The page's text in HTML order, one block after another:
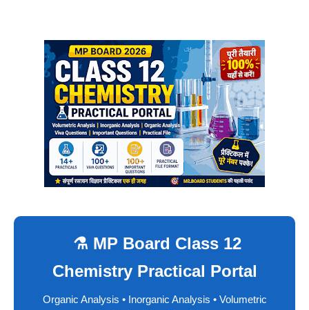
⚗️ MP Board Class 12
Chemistry Practical Portal
Organic Analysis • Inorganic Analysis • Volumetric